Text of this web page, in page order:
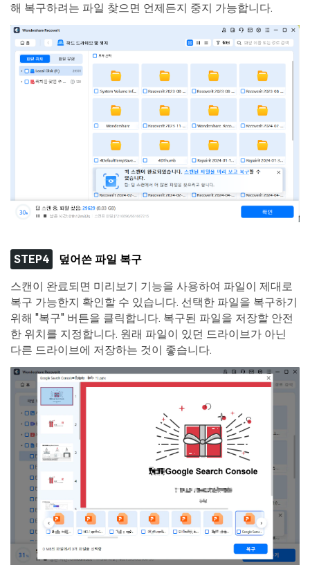
해 복구하려는 파일 찾으면 언제든지 중지 가능합니다.
STEP4 덮어쓴 파일 복구
스캔이 완료되면 미리보기 기능을 사용하여 파일이 제대로
복구 가능한지 확인할 수 있습니다. 선택한 파일을 복구하기
위해 "복구" 버튼을 클릭합니다. 복구된 파일을 저장할 안전
한 위치를 지정합니다. 원래 파일이 있던 드라이브가 아닌
다른 드라이브에 저장하는 것이 좋습니다.